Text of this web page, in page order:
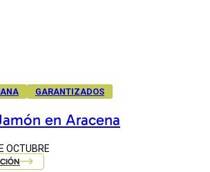
GARANTIZADOS
en Aracena
OCTUBRE